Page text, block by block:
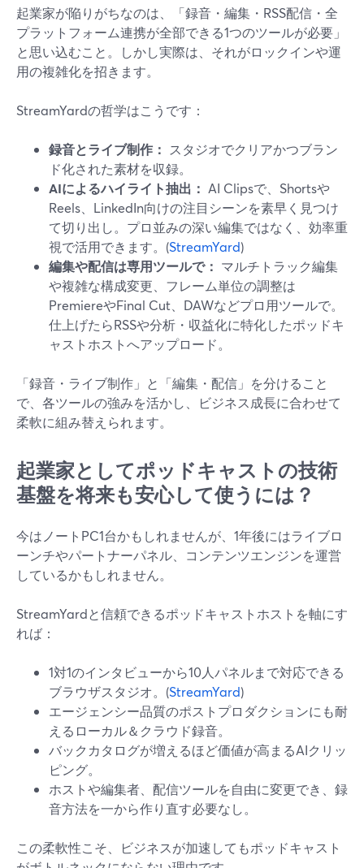
起業家が陥りがちなのは、「録音・編集・RSS配信・全
プラットフォーム連携が全部できる1つのツールが必要」
と思い込むこと。しかし実際は、それがロックインや運
用の複雑化を招きます。
StreamYardの哲学はこうです：
録音とライブ制作： スタジオでクリアかつブラン
ド化された素材を収録。
AIによるハイライト抽出： AI Clipsで、Shortsや
Reels、LinkedIn向けの注目シーンを素早く見つけ
て切り出し。プロ並みの深い編集ではなく、効率重
視で活用できます。(StreamYard)
編集や配信は専用ツールで： マルチトラック編集
や複雑な構成変更、フレーム単位の調整は
PremiereやFinal Cut、DAWなどプロ用ツールで。
仕上げたらRSSや分析・収益化に特化したポッドキ
ャストホストへアップロード。
「録音・ライブ制作」と「編集・配信」を分けること
で、各ツールの強みを活かし、ビジネス成長に合わせて
柔軟に組み替えられます。
起業家としてポッドキャストの技術
基盤を将来も安心して使うには？
今はノートPC1台かもしれませんが、1年後にはライブロ
ーンチやパートナーパネル、コンテンツエンジンを運営
しているかもしれません。
StreamYardと信頼できるポッドキャストホストを軸にす
れば：
1対1のインタビューから10人パネルまで対応できる
ブラウザスタジオ。(StreamYard)
エージェンシー品質のポストプロダクションにも耐
えるローカル＆クラウド録音。
バックカタログが増えるほど価値が高まるAIクリッ
ピング。
ホストや編集者、配信ツールを自由に変更でき、録
音方法を一から作り直す必要なし。
この柔軟性こそ、ビジネスが加速してもポッドキャスト